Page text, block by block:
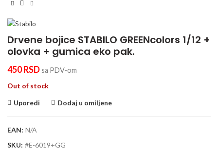
Drvene bojice STABILO GREENcolors 1/12 +
olovka + gumica eko pak.
450RSDsa PDV-om
Out of stock
Uporedi Dodaj u omiljene
EAN: N/A
SKU: #E-6019+GG